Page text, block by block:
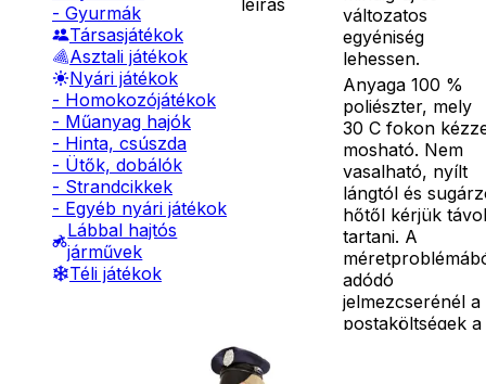
- Gyurmák
Társasjátékok
Asztali játékok
Nyári játékok
- Homokozójátékok
- Műanyag hajók
- Hinta, csúszda
- Ütők, dobálók
- Strandcikkek
- Egyéb nyári játékok
Lábbal hajtós
járművek
Téli játékok
változatos
egyéniség
lehessen.
Anyaga 100 %
poliészter, mely
30 C fokon
mosható. Nem
vasalható, nyílt
lángtól és
hőtől kérjük távol
tartani. A
adódó
jelmezcserénél a
postaköltségek a